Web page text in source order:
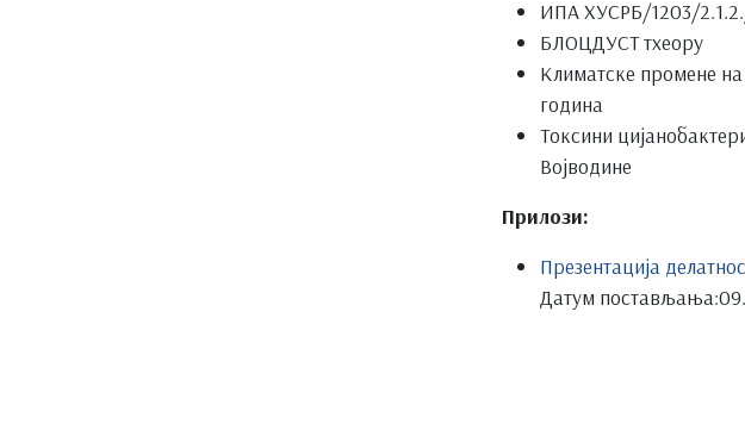
ИПА ХУСРБ/1203/
БЛОЦДУСТ тхеорy
Климатске промене
година
Токсини
Војводине
Прилози:
Презентација
Датум постављања: